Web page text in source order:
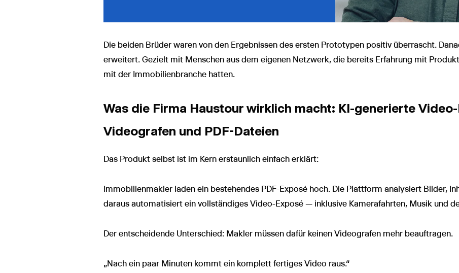
Die beiden Brüder waren von den Ergebnissen des ersten Prototypen positiv überrascht.
erweitert. Gezielt mit Menschen aus dem eigenen Netzwerk, die bereits Erfahrung mit
mit der Immobilienbranche hatten.
Was die Firma Haustour wirklich macht: KI-generierte
Videografen und PDF-Dateien
Das Produkt selbst ist im Kern erstaunlich einfach erklärt:
Immobilienmakler laden ein bestehendes PDF-Exposé hoch. Die Plattform analysiert Bilder,
daraus automatisiert ein vollständiges Video-Exposé — inklusive Kamerafahrten, Musik und
Der entscheidende Unterschied: Makler müssen dafür keinen Videografen mehr beauftragen.
„Nach ein paar Minuten kommt ein komplett fertiges Video raus.“